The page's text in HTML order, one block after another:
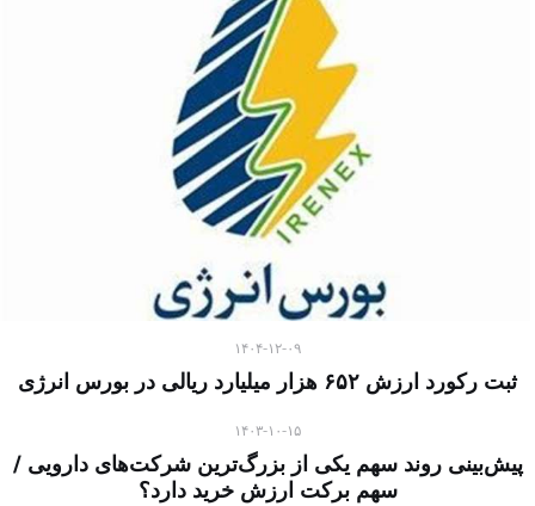
۱۴۰۴-۱۲-۰۹
ثبت رکورد ارزش ۶۵۲ هزار میلیارد ریالی در بورس انرژی
۱۴۰۳-۱۰-۱۵
پیش‌بینی روند سهم یکی از بزرگ‌ترین شرکت‌های دارویی /
سهم برکت ارزش خرید دارد؟